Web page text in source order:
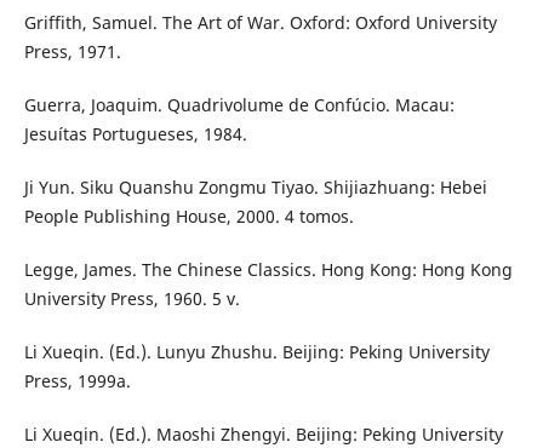
Griffith, Samuel. The Art of War. Oxford: Oxford University
Press, 1971.
Guerra, Joaquim. Quadrivolume de Confúcio. Macau:
Jesuítas Portugueses, 1984.
Ji Yun. Siku Quanshu Zongmu Tiyao. Shijiazhuang: Hebei
People Publishing House, 2000. 4 tomos.
Legge, James. The Chinese Classics. Hong Kong: Hong Kong
University Press, 1960. 5 v.
Li Xueqin. (Ed.). Lunyu Zhushu. Beijing: Peking University
Press, 1999a.
Li Xueqin. (Ed.). Maoshi Zhengyi. Beijing: Peking University